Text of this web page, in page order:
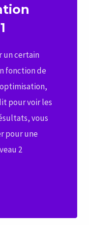
un certain
fonction de
pour voir les
vous
pour une
2